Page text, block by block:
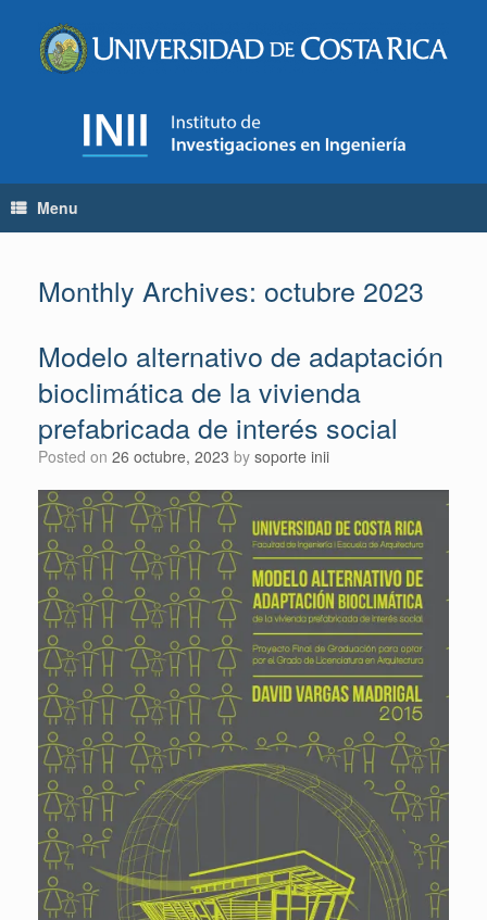
content
Menu
Monthly Archives: octubre 2023
Modelo alternativo de adaptación
bioclimática de la vivienda
prefabricada de interés social
Posted on 26 octubre, 2023 by soporte inii